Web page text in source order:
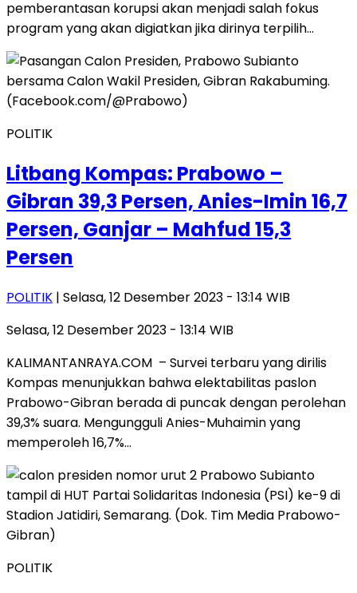
pemberantasan korupsi akan menjadi salah fokus
program yang akan digiatkan jika dirinya terpilih…
POLITIK
Litbang Kompas: Prabowo –
Gibran 39,3 Persen, Anies-Imin 16,7
Persen, Ganjar – Mahfud 15,3
Persen
POLITIK | Selasa, 12 Desember 2023 - 13:14 WIB
Selasa, 12 Desember 2023 - 13:14 WIB
KALIMANTANRAYA.COM – Survei terbaru yang dirilis
Kompas menunjukkan bahwa elektabilitas paslon
Prabowo-Gibran berada di puncak dengan perolehan
39,3% suara. Mengungguli Anies-Muhaimin yang
memperoleh 16,7%…
POLITIK